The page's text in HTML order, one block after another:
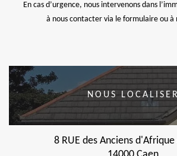
En cas d’urgence, nous intervenons dans
à nous contacter via le formulaire ou à
NOUS LOCALISER
8 RUE des Anciens